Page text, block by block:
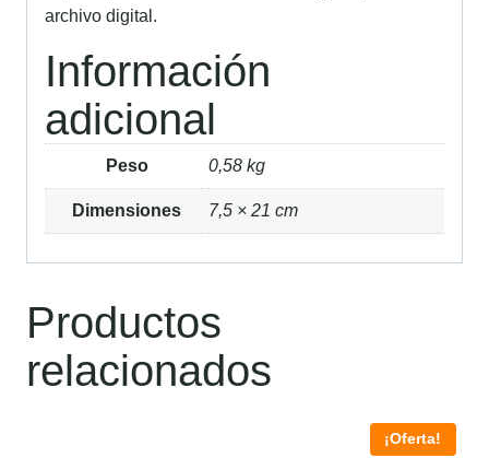
archivo digital.
Información
adicional
Peso 0,58 kg
Dimensiones 7,5 × 21 cm
Productos
relacionados
¡Oferta!